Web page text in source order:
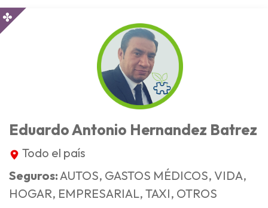
Eduardo Antonio Hernandez Batrez
Todo el país
Seguros:AUTOS, GASTOS MÉDICOS, VIDA,
HOGAR, EMPRESARIAL, TAXI, OTROS